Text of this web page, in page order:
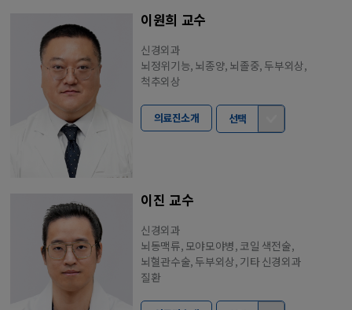
이원희 교수
신경외과
뇌정위기능, 뇌종양, 뇌졸중, 두부외상,
척추외상
의료진소개 선택
이진 교수
신경외과
뇌동맥류, 모야모야병, 코일 색전술,
뇌혈관수술, 두부외상, 기타 신경외과
질환